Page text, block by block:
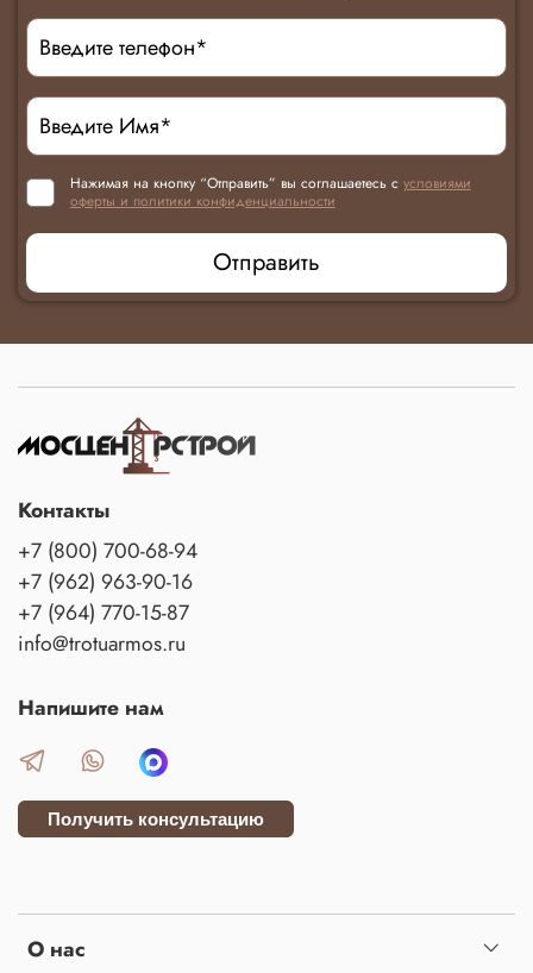
Нажимая на кнопку “Отправить” вы соглашаетесь с условиями
оферты и политики конфиденциальности
Отправить
О нас
Контакты
+7 (800) 700-68-94
+7 (962) 963-90-16
+7 (964) 770-15-87
info@trotuarmos.ru
Напишите нам
Получить консультацию